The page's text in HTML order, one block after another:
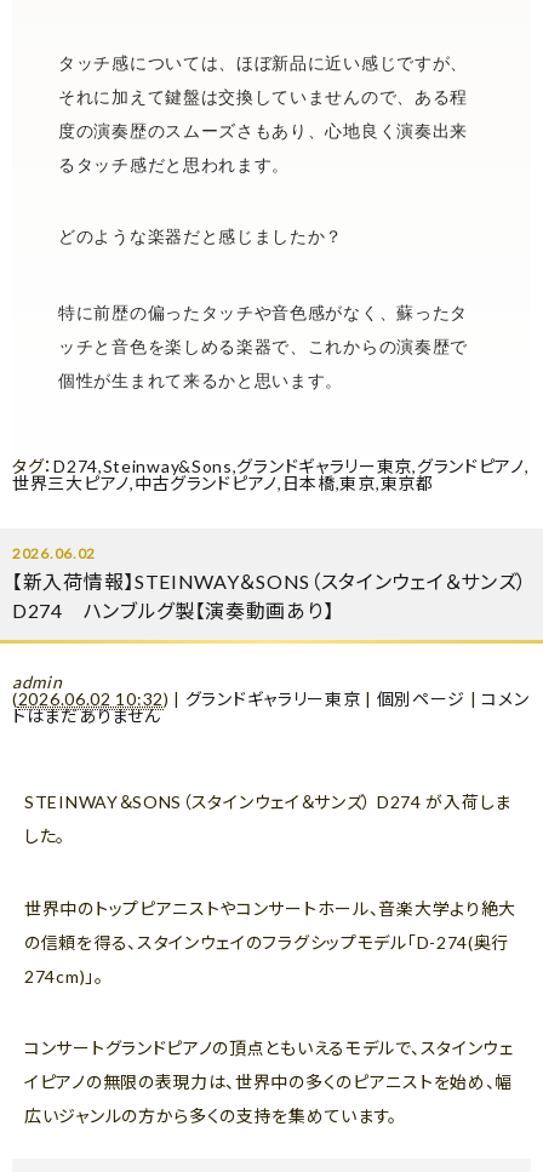
タッチ感については、ほぼ新品に近い感じですが、
それに加えて鍵盤は交換していませんので、ある程
度の演奏歴のスムーズさもあり、心地良く演奏出来
るタッチ感だと思われます。
どのような楽器だと感じましたか？
特に前歴の偏ったタッチや音色感がなく、蘇ったタ
ッチと音色を楽しめる楽器で、これからの演奏歴で
個性が生まれて来るかと思います。
タグ：D274,Steinway&Sons,グランドギャラリー東京,グランドピアノ,
世界三大ピアノ,中古グランドピアノ, 日本橋,東京,東京都
2026.06.02
【新入荷情報】STEINWAY＆SONS（スタインウェイ＆サンズ）
D274 ハンブルグ製【演奏動画あり】
admin
(2026.06.02 10:32) | グランドギャラリー東京 | 個別ページ |コメン
トはまだありません
STEINWAY＆SONS（スタインウェイ＆サンズ） D274 が入荷しま
した。
世界中のトップピアニストやコンサートホール、音楽大学より絶大
の信頼を得る、スタインウェイのフラグシップモデル「D-274(奥行
274cm)」。
コンサートグランドピアノの頂点ともいえるモデルで、スタインウェ
イピアノの無限の表現力は、世界中の多くのピアニストを始め、幅
広いジャンルの方から多くの支持を集めています。